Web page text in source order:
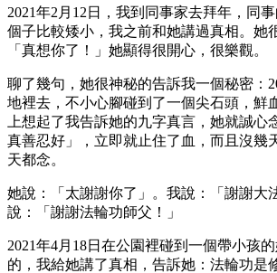
2021年2月12日，我到同事家去拜年，同事
個子比較矮小，我之前和她講過真相。她
「真想你了！」她顯得很開心，很樂觀。
聊了幾句，她很神秘的告訴我一個秘密：
地裡去，不小心腳碰到了一個尖石頭，鮮
上想起了我告訴她的九字真言，她就誠心
真善忍好」，立即就止住了血，而且沒幾
天都念。
她說：「太謝謝你了」。我說：「謝謝大
說：「謝謝法輪功師父！」
2021年4月18日在公園裡碰到一個帶小孩
的，我給她講了真相，告訴她：法輪功是